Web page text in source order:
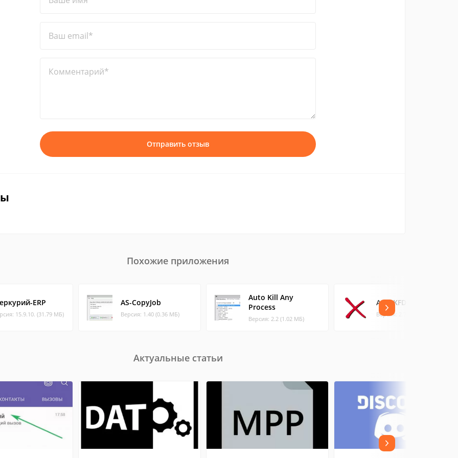
Ваш email*
Комментарий*
Отправить отзыв
Похожие приложения
ERP
15.9.10. (31.79 МБ)
AS-CopyJob
Версия: 1.40 (0.36 МБ)
Auto Kill Any
Process
Версия: 2.2 (1.02 МБ)
AutoKFD
Версия: 2.7.0.20 (1.29 МБ)
Актуальные статьи